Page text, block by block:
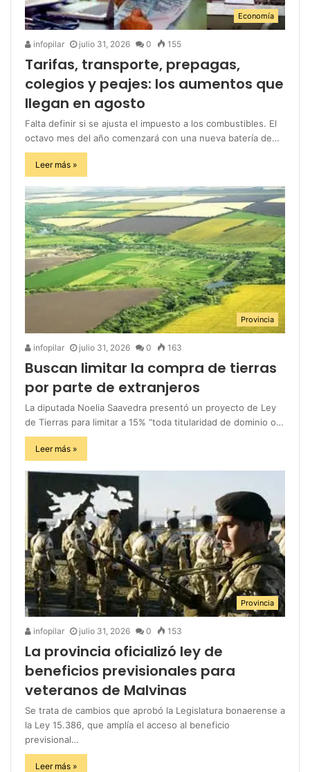
Economía
infopilar julio 31, 2026 0 155
Tarifas, transporte, prepagas,
colegios y peajes: los aumentos que
llegan en agosto
Falta definir si se ajusta el impuesto a los combustibles. El
octavo mes del año comenzará con una nueva batería de…
Leer más »
Provincia
infopilar julio 31, 2026 0 163
Buscan limitar la compra de tierras
por parte de extranjeros
La diputada Noelia Saavedra presentó un proyecto de Ley
de Tierras para limitar a 15% “toda titularidad de dominio o…
Leer más »
Provincia
infopilar julio 31, 2026 0 153
La provincia oficializó ley de
beneficios previsionales para
veteranos de Malvinas
Se trata de cambios que aprobó la Legislatura bonaerense a
la Ley 15.386, que amplía el acceso al beneficio
previsional…
Leer más »